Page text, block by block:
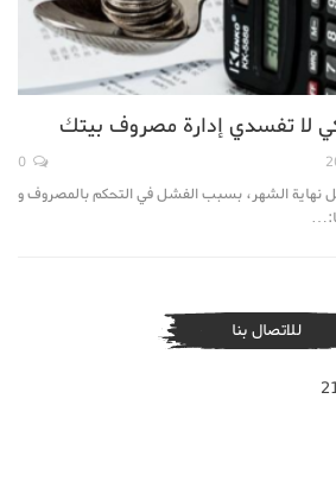
لا تفسدي إدارة مصروف بيتك
نهاية الشهر، بسبب الفشل في التحكم بالمصروف و
للاتصال بنا